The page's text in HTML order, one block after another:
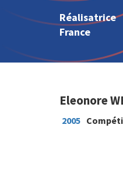
Réalisatrice
France
Eleonore
2005